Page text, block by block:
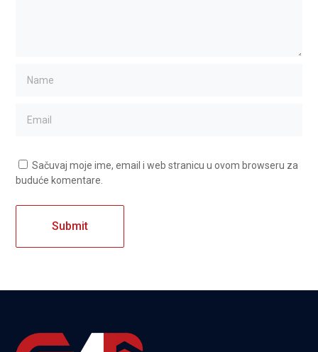
Sačuvaj moje ime, email i web stranicu u ovom browseru za
buduće komentare.